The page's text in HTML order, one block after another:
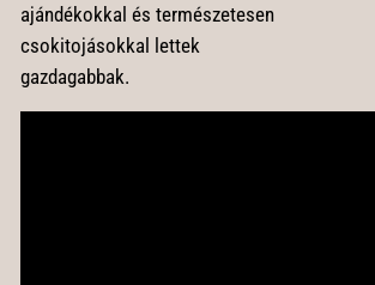
ajándékokkal és természetesen
csokitojásokkal lettek
gazdagabbak.